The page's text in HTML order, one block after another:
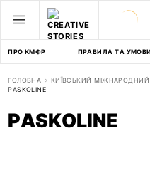
ПРО КМФР ПРАВИЛА ТА
ГОЛОВНА КИЇВСЬКИЙ
PASKOLINE
PASKOLINE